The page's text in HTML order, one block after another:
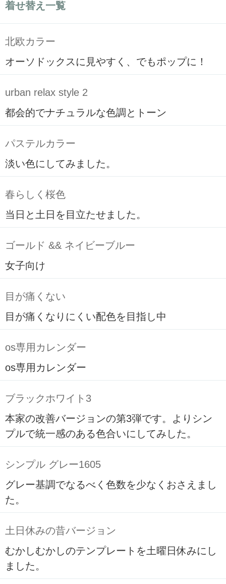
着せ替え一覧
北欧カラー
オーソドックスに見やすく、でもポップに！
urban relax style 2
都会的でナチュラルな色調とトーン
パステルカラー
淡い色にしてみました。
春らしく桜色
当日と土日を目立たせました。
ゴールド && ネイビーブルー
女子向け
目が痛くない
目が痛くなりにくい配色を目指し中
os専用カレンダー
os専用カレンダー
ブラックホワイト3
本家の改善バージョンの第3弾です。よりシン
プルで統一感のある色合いにしてみした。
シンプル グレー1605
グレー基調でなるべく色数を少なくおさえまし
た。
土日休みの昔バージョン
むかしむかしのテンプレートを土曜日休みにし
ました。